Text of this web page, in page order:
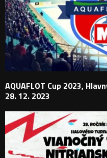
AQUAFLOT Cup 2023,
28. 12. 2023